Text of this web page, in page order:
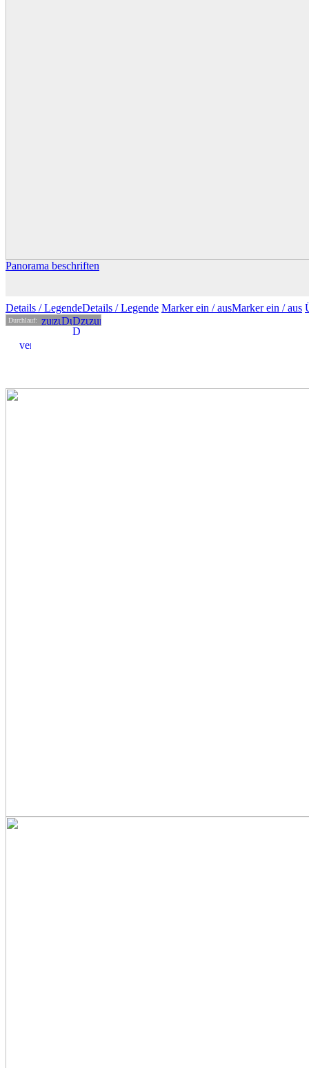
Panorama beschriften
Details / LegendeDetails /Legende Marker ein /ausMarkerein / aus
Durchlauf: